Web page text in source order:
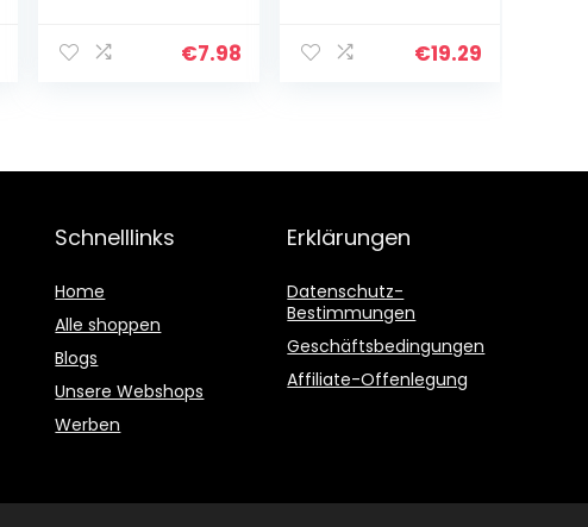
geformt
€7.98
Kunststoffgriff,
€19.29
Schnelllinks
Home
Alle shoppen
Blogs
Unsere Webshops
Werben
Erklärungen
Datenschutz-
Bestimmungen
Geschäftsbedingungen
Affiliate-Offenlegung